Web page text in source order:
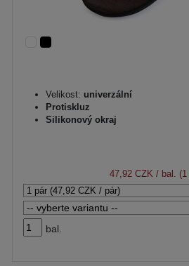
Velikost: univerzální
Protiskluz
Silikonový okraj
47,92 CZK / bal. (1
bal.